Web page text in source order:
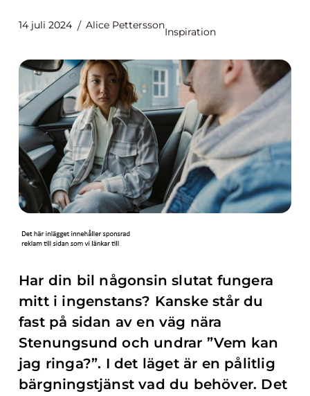
14 juli 2024 Alice Pettersson
Inspiration
Har din bil någonsin slutat fungera
mitt i ingenstans? Kanske står du
fast på sidan av en väg nära
Stenungsund och undrar ”Vem kan
jag ringa?”. I det läget är en pålitlig
bärgningstjänst vad du behöver. Det